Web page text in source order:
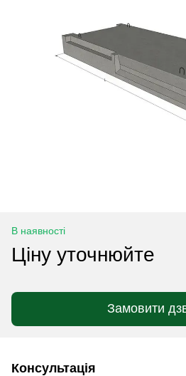
В наявності
Ціну уточнюйте
Замовити
Консультація